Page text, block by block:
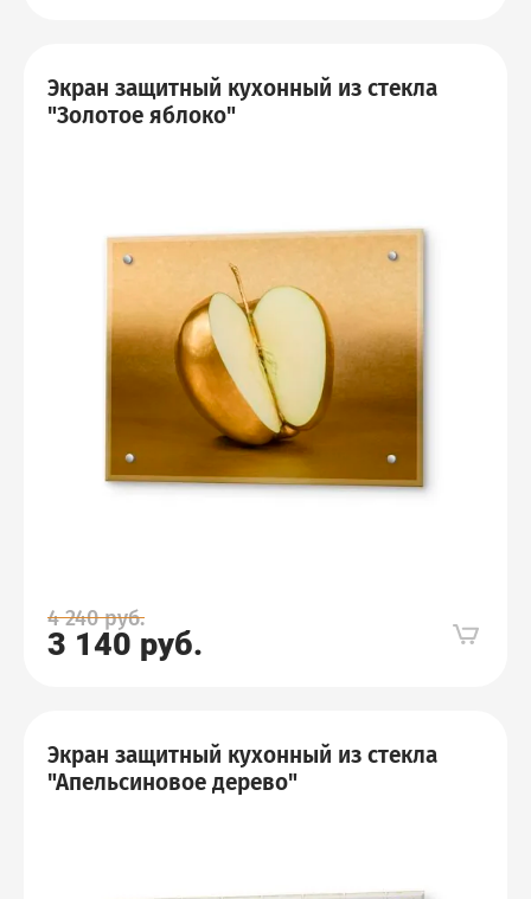
Экран защитный кухонный из стекла
"Золотое яблоко"
4 240руб.
3 140 руб.
Экран защитный кухонный из стекла
"Апельсиновое дерево"